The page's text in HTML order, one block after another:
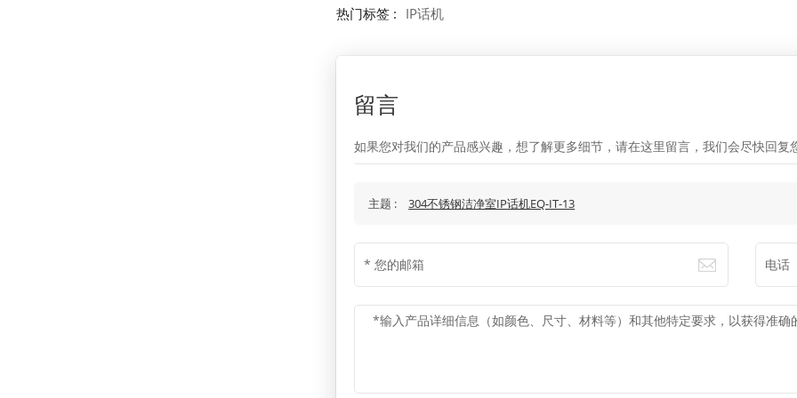
热门标签 : IP话机
留言
如果您对我们的产品感兴趣，想了解更多细节，请在这里留言，我们会尽快回复
主题 : 304不锈钢洁净室IP话机EQ-IT-13